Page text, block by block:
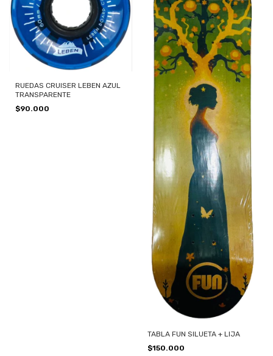
RUEDAS CRUISER LEBEN AZUL
TRANSPARENTE
$90.000
TABLA FUN SILUETA + LIJA
$150.000